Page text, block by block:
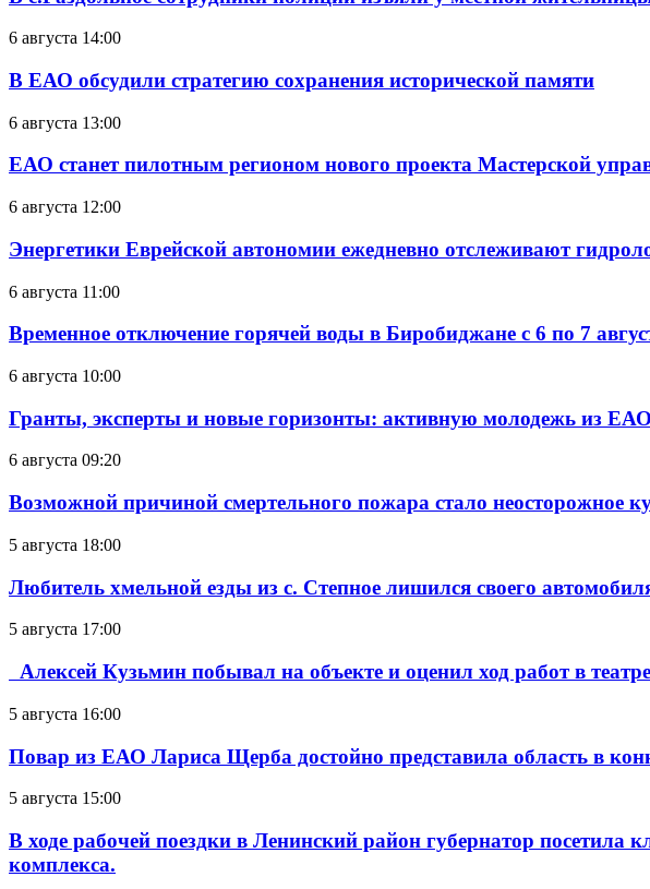
6 августа 14:00
В ЕАО обсудили стратегию сохранения исторической памяти
6 августа 13:00
ЕАО станет пилотным регионом нового проекта Мастерской
6 августа 12:00
Энергетики Еврейской автономии ежедневно отслеживают
6 августа 11:00
Временное отключение горячей воды в Биробиджане с 6 по 7
6 августа 10:00
Гранты, эксперты и новые горизонты: активную молодежь из
6 августа 09:20
Возможной причиной смертельного пожара стало неосторожное
5 августа 18:00
Любитель хмельной езды из с. Степное лишился своего
5 августа 17:00
Алексей Кузьмин побывал на объекте и оценил ход работ в
5 августа 16:00
Повар из ЕАО Лариса Щерба достойно представила область в
5 августа 15:00
В ходе рабочей поездки в Ленинский район губернатор
комплекса.